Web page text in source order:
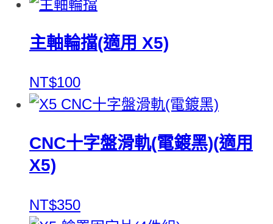
主軸輪擋(適用 X5)
NT$100
CNC十字盤滑軌(電鍍黑)(適用
X5)
NT$350